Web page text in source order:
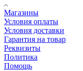
Магазины
Условия оплаты
Условия доставки
Гарантия на товар
Реквизиты
Политика
Помощь